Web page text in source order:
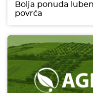
Bolja ponuda
povrća